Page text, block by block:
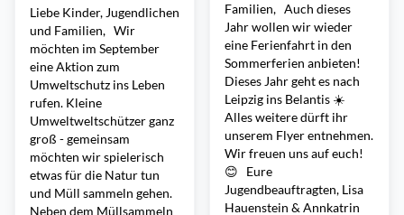
Liebe Kinder, Jugendlichen
und Familien, Wir
möchten im September
eine Aktion zum
Umweltschutz ins Leben
rufen. Kleine
Umweltweltschützer ganz
groß - gemeinsam
möchten wir spielerisch
etwas für die Natur tun
und Müll sammeln gehen.
Neben dem Müllsammeln
Familien, Auch dieses
Jahr wollen wir wieder
eine Ferienfahrt in den
Sommerferien anbieten!
Dieses Jahr geht es nach
Leipzig ins Belantis ☀️
Alles weitere dürft ihr
unserem Flyer entnehmen.
Wir freuen uns auf euch!
😊 Eure
Jugendbeauftragten, Lisa
Hauenstein & Annkatrin